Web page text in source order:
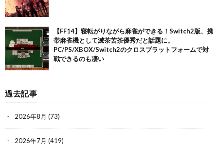
【FF14】寝転がりながら麻雀ができる！Switch2版、携
帯麻雀機として滅茶苦茶優秀だと話題に。
PC/PS/XBOX/Switch2のクロスプラットフォームで対
戦できるのも凄い
過去記事
2026年8月 (73)
2026年7月 (419)